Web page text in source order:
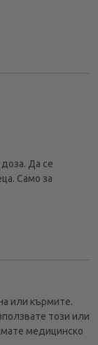
Да се
Само за
или кърмите.
този или
медицинско